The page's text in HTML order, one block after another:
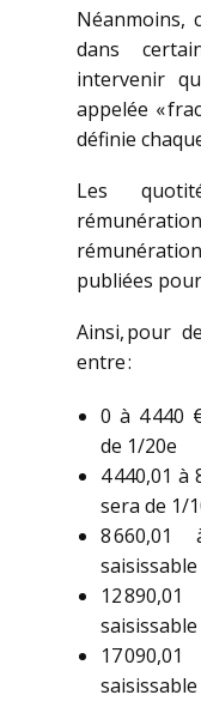
Néanmoins,
dans
intervenir
appelée «
définie
Les
publiées pour
Ainsi, pour
entre :
0 à 4 440
de 1/20e
4 440,01 à
sera de 1/
8
12
17